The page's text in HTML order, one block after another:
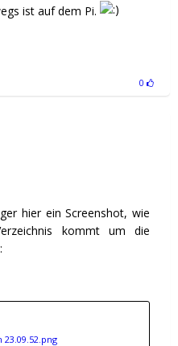
ist auf dem Pi.
0
hier ein Screenshot, wie
kommt um die